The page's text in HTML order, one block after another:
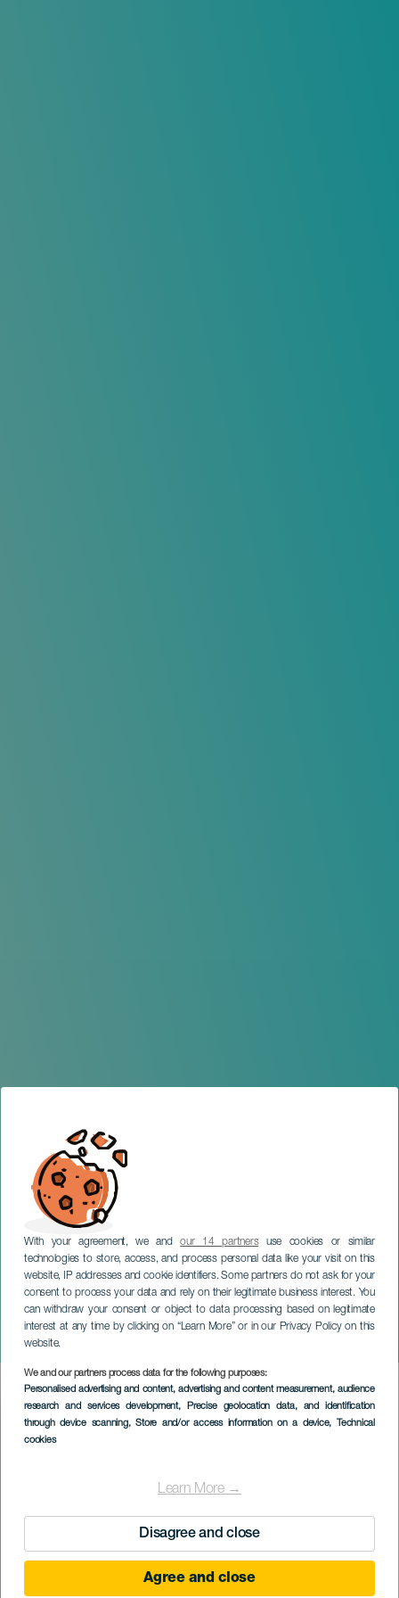
With your agreement, we andour 14 partnersuse cookies or similar
technologies to store, access, and process personal data like your visit on this
website, IP addresses and cookie identifiers. Some partners do not ask for your
consent to process your data and rely on their legitimate business interest. You
can withdraw your consent or object to data processing based on legitimate
interest at any time by clicking on “Learn More” or in our Privacy Policy on this
website.
We and our partners process data for the following purposes:
Personalised advertising and content, advertising and content measurement, audience
research and services development, Precise geolocation data, and identification
through device scanning, Store and/or access information on a device, Technical
cookies
Learn More →
Disagree and close
Agree and close
Salomé Moreno
TENERIFE
Imagen
Listado